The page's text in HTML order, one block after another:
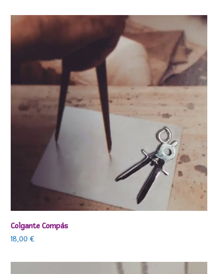
Colgante Compás
18,00€